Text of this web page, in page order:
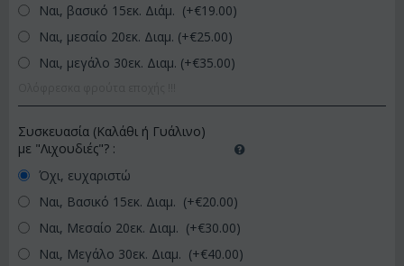
Ναι, βασικό 15εκ. Διάμ. (+€19.00)
Ναι, μεσαίο 20εκ. Διαμ. (+€25.00)
Ναι, μεγάλο 30εκ. Διαμ. (+€35.00)
Συσκευασία (Καλάθι ή Γυάλινο)
με "Λιχουδιές"? :
Όχι, ευχαριστώ
Ναι, Βασικό 15εκ. Διαμ. (+€20.00)
Ναι, Μεσαίο 20εκ. Διαμ. (+€30.00)
Ναι, Μεγάλο 30εκ. Διαμ. (+€40.00)